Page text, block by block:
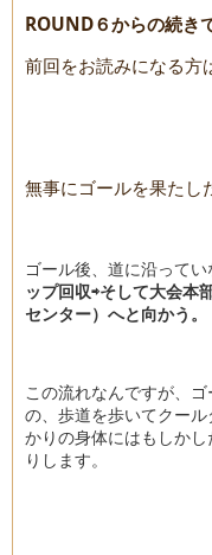
ROUND６からの続き
前回をお読みになる方
無事にゴールを果たし
ゴール後、道に沿ってい
ップ回収⇨そして大会本
センター）へと向かう。
この流れなんですが、
の、歩道を歩いてクー
かりの身体にはもしか
りします。